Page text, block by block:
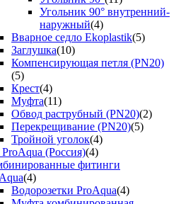
Угольник 90° внутренний-
наружный(4)
Вварное седло Ekoplastik(5)
Заглушка(10)
Компенсирующая петля (PN20)
(5)
Крест(4)
Муфта(11)
Обвод раструбный (PN20)(2)
Перекрещивание (PN20)(5)
Тройной уголок(4)
(Россия)(4)
фитинги
(4)
Водорозетки ProAqua(4)